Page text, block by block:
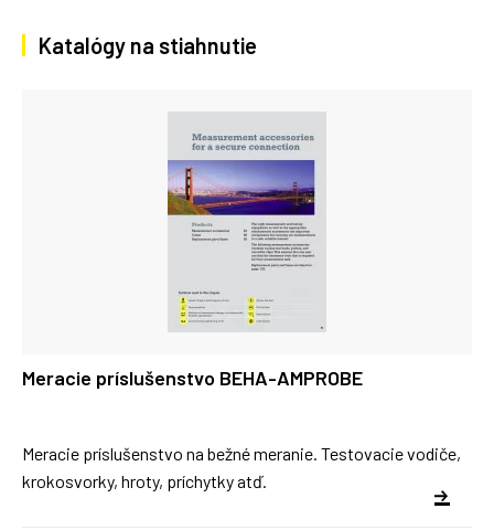
Katalógy na stiahnutie
Meracie príslušenstvo BEHA-AMPROBE
Meracie príslušenstvo na bežné meranie. Testovacie vodiče,
krokosvorky, hroty, príchytky atď.